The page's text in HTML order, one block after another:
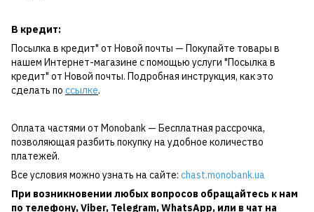
В кредит:
Посылка в кредит" от Новой почты — Покупайте товары в
нашем Интернет-магазине с помощью услуги "Посылка в
кредит" от Новой почты. Подробная инструкция, как это
сделать по ссылке.
Оплата частями от Monobank — Бесплатная рассрочка,
позволяющая разбить покупку на удобное количество
платежей.
Все условия можно узнать на сайте: chast.monobank.ua
При возникновении любых вопросов обращайтесь к нам
по телефону,Viber, Telegram,WhatsApp, или в чат на